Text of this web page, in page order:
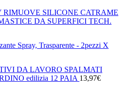
RIMUOVE SILICONE CATRAME
DA SUPERFICI TECH.
Spray, Trasparente - 2pezzi X
DA LAVORO SPALMATI
edilizia 12 PAIA 13,97€